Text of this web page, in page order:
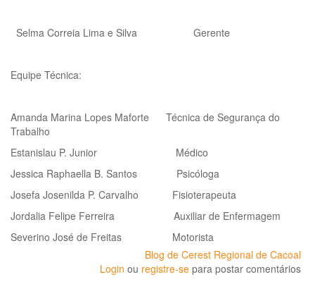
Selma Correia Lima e Silva Gerente
Equipe Técnica:
Amanda Marina Lopes Maforte Técnica de Segurança do
Trabalho
Estanislau P. Junior Médico
Jessica Raphaella B. Santos Psicóloga
Josefa Josenilda P. Carvalho Fisioterapeuta
Jordalia Felipe Ferreira Auxiliar de Enfermagem
Severino José de Freitas Motorista
Blog de Cerest Regional de Cacoal
Login ou registre-se para postar comentários